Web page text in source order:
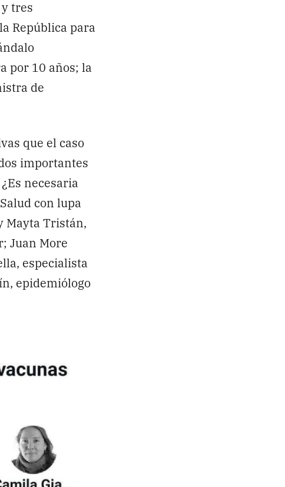
tres
República para
por 10 años; la
de
que el caso
importantes
¿Es necesaria
con lupa
Mayta Tristán,
Juan More
especialista
epidemiólogo